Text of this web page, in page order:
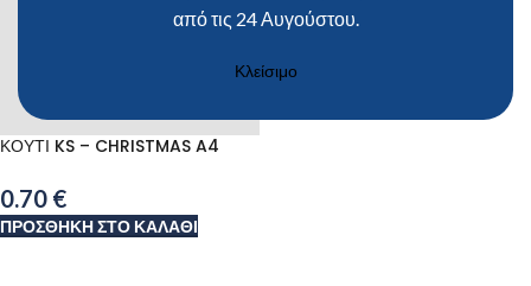
από τις 24 Αυγούστου.
Κλείσιμο
ΚΟΥΤΙ KS – CHRISTMAS A4
0.70 €
ΠΡΟΣΘΉΚΗ ΣΤΟ ΚΑΛΆΘΙ